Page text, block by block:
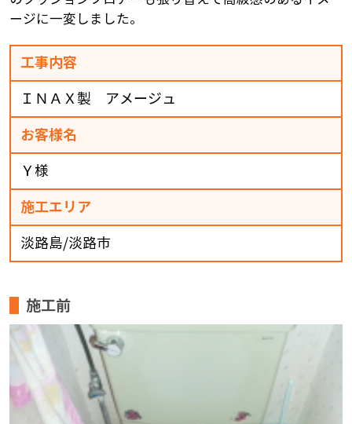
ージに一変しました。
工事内容
ＩＮＡＸ製 アメージュ
お客様名
Ｙ様
施工エリア
淡路島/淡路市
施工前